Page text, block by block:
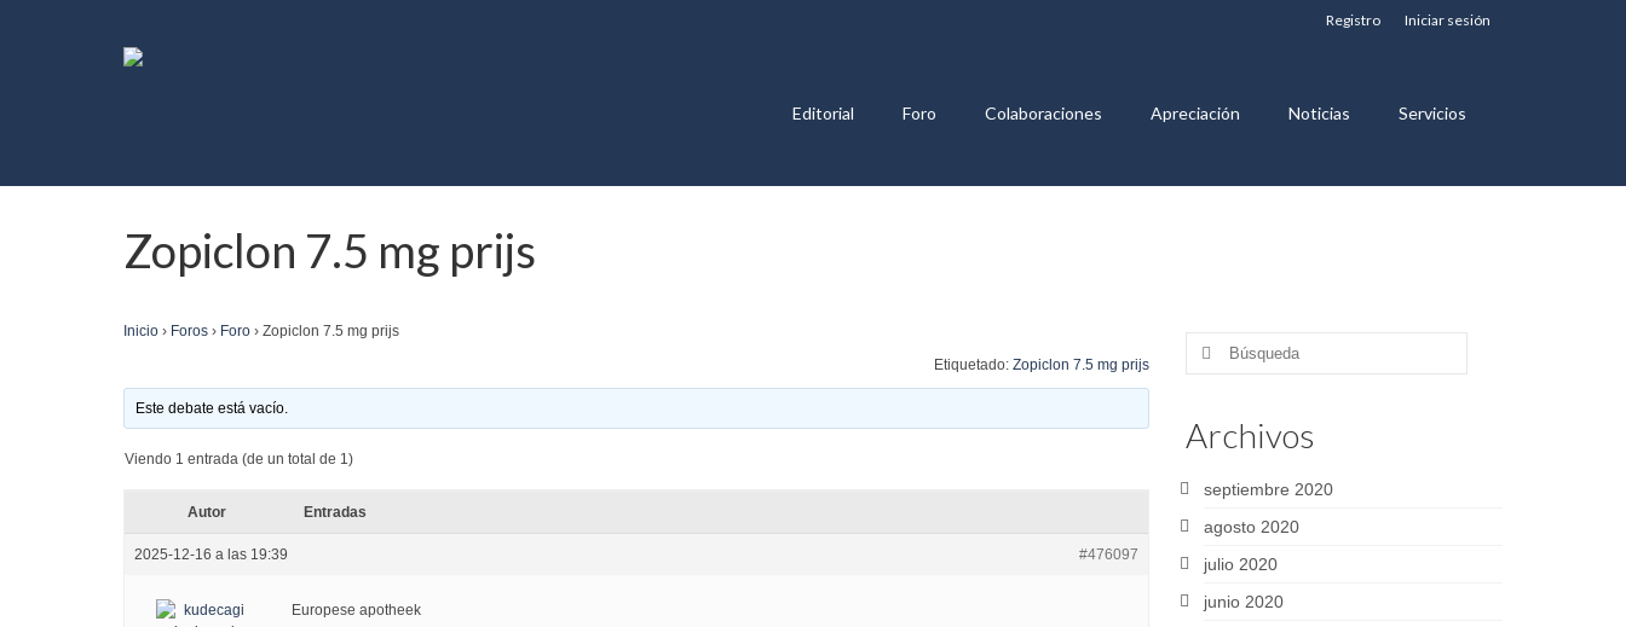
Registro Iniciar sesión
Editorial Foro Colaboraciones Apreciación Noticias Servicios
Zopiclon 7.5 mg prijs
Inicio › Foros › Foro › Zopiclon 7.5 mg prijs
Etiquetado: Zopiclon 7.5 mg prijs
Este debate está vacío.
Viendo 1 entrada (de un total de 1)
Autor Entradas
2025-12-16 a las 19:39 #476097
Europese apotheek
Buscar
Archivos
septiembre 2020
agosto 2020
julio 2020
junio 2020